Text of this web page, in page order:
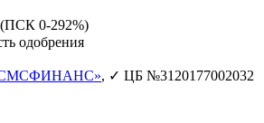
(ПСК 0-292%)
одобрения
, ✓ ЦБ №3120177002032